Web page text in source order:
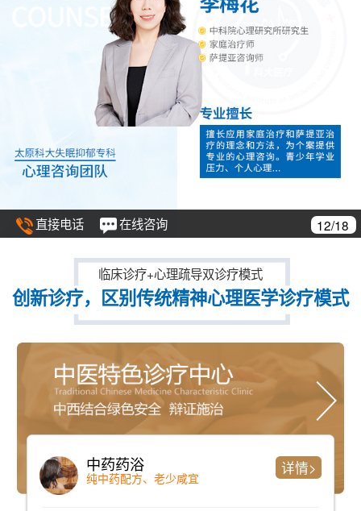
直接电话 在线咨询 13/18
临床诊疗+心理疏导双诊疗模式
创新诊疗，区别传统精神心理医学诊疗模式
、老少咸宜
仪器检测
检测时间短、